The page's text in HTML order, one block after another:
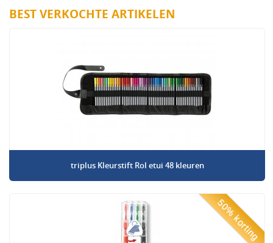
BEST VERKOCHTE ARTIKELEN
triplus Kleurstift Rol etui 48 kleuren
50% korting